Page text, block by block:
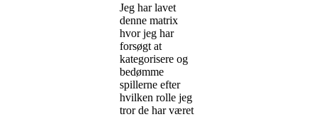
Jeg har lavet
denne matrix
hvor jeg har
forsøgt at
kategorisere og
bedømme
spillerne efter
hvilken rolle jeg
tror de har været